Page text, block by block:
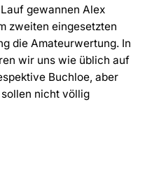
gewannen Alex
zweiten eingesetzten
die Amateurwertung. In
wir uns wie üblich auf
Buchloe, aber
nicht völlig